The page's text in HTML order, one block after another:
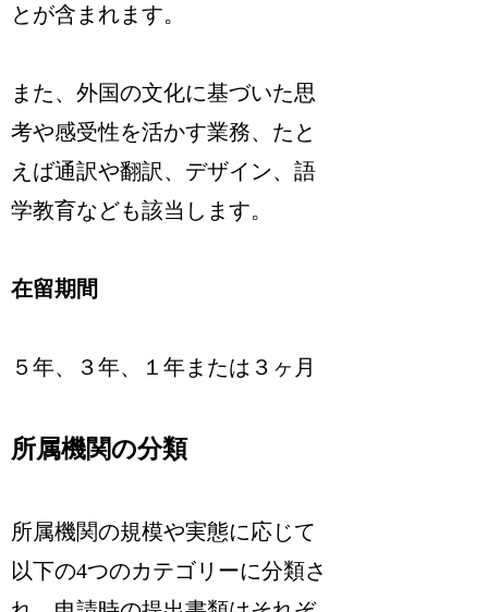
とが含まれます。
また、外国の文化に基づいた思
考や感受性を活かす業務、たと
えば通訳や翻訳、デザイン、語
学教育なども該当します。
在留期間
５年、３年、１年または３ヶ月
所属機関の分類
所属機関の規模や実態に応じて
以下の4つのカテゴリーに分類さ